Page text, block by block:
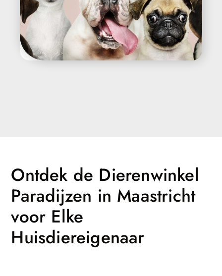
Ontdek de Dierenwinkel
Paradijzen in Maastricht
voor Elke
Huisdiereigenaar